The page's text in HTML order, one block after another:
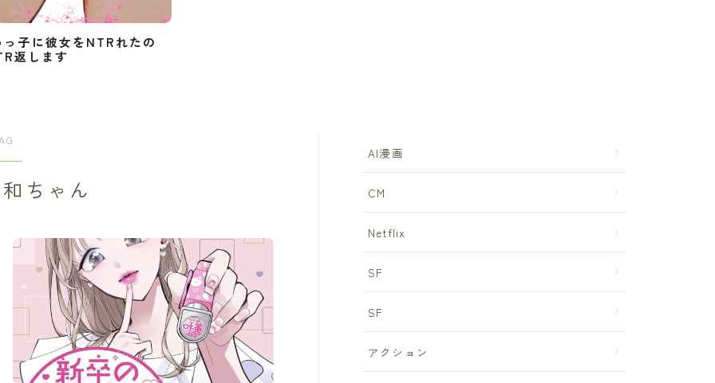
子に彼女をNTRれたの
返します
ちゃん
AI漫画
CM
Netflix
SF
SF
アクション